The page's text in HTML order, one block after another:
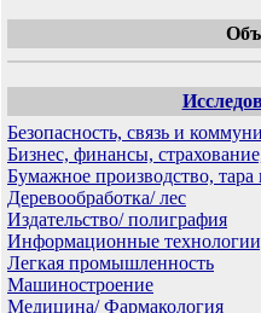
Безопасность, связь и
Бизнес, финансы,
Бумажное производство, тара
Деревообработка/ лес
Издательство/ полиграфия
Информационные
Легкая промышленность
Машиностроение
Медицина/ Фармакология